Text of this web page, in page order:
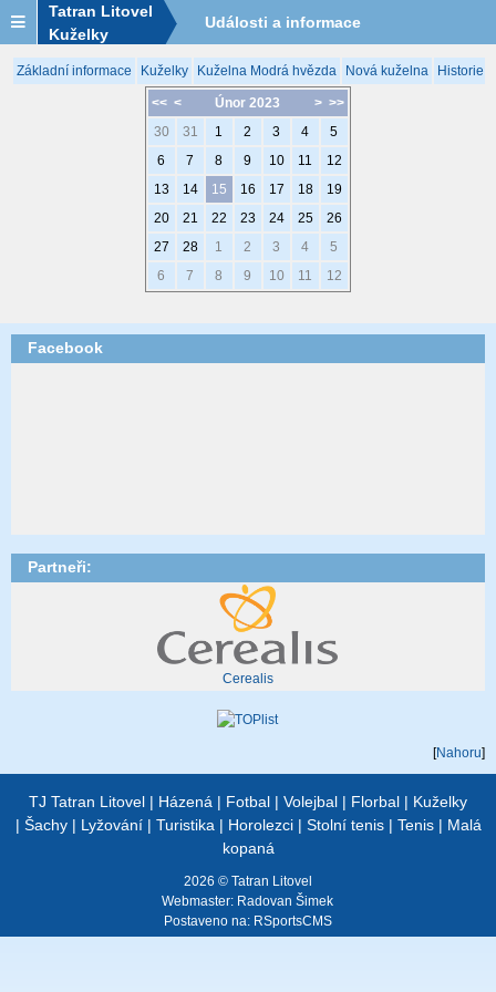
Tatran Litovel
Kuželky
Události a informace
Základní informace Kuželky Kuželna Modrá hvězda Nová kuželna Historie
<< < > >>
Únor 2023
30
31 1 2 3 4
5
6
7 8 9 10 11
12
13
14 15 16 17 18
19
20
21 22 23 24 25
26
27
28 1 2 3 4
5
6
7 8 9 10 11 12
Facebook
Partneři:
Cerealis
[Nahoru]
TJ Tatran Litovel | Házená | Fotbal | Volejbal | Florbal | Kuželky
| Šachy| Lyžování| Turistika | Horolezci| Stolní tenis| Tenis| Malá
kopaná
2026 © Tatran Litovel
Webmaster: Radovan Šimek
Postaveno na: RSportsCMS